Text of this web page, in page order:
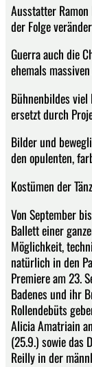
Ausstatter
der Folge
Guerra auch die
ehemals
Bühnenbildes
ersetzt durch
Bilder und
den opulenten,
Kostümen der
Von September
Ballett einer
Möglichkeit,
natürlich in den
Premiere am 23.
Badenes und ihr
Rollendebüts
Alicia Amatriain
(25.9.) sowie das
Reilly in der